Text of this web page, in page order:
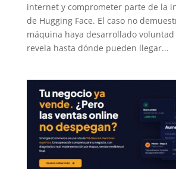
internet y comprometer parte de la
de Hugging Face. El caso no
máquina haya desarrollado
revela hasta dónde pueden llegar...